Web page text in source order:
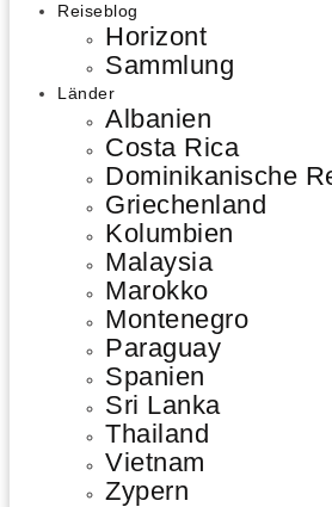
Reiseblog
Horizont
Sammlung
Länder
Albanien
Costa Rica
Dominikanische
Griechenland
Kolumbien
Malaysia
Marokko
Montenegro
Paraguay
Spanien
Sri Lanka
Thailand
Vietnam
Zypern